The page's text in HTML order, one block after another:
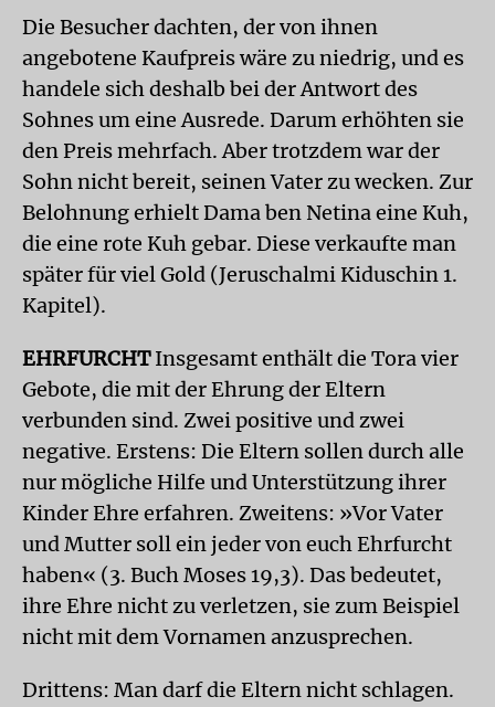
Die Besucher dachten, der von ihnen
angebotene Kaufpreis wäre zu niedrig, und es
handele sich deshalb bei der Antwort des
Sohnes um eine Ausrede. Darum erhöhten sie
den Preis mehrfach. Aber trotzdem war der
Sohn nicht bereit, seinen Vater zu wecken. Zur
Belohnung erhielt Dama ben Netina eine Kuh,
die eine rote Kuh gebar. Diese verkaufte man
später für viel Gold (Jeruschalmi Kiduschin 1.
Kapitel).
EHRFURCHTInsgesamt enthält die Tora vier
Gebote, die mit der Ehrung der Eltern
verbunden sind. Zwei positive und zwei
negative. Erstens: Die Eltern sollen durch alle
nur mögliche Hilfe und Unterstützung ihrer
Kinder Ehre erfahren. Zweitens: »Vor Vater
und Mutter soll ein jeder von euch Ehrfurcht
haben« (3. Buch Moses 19,3). Das bedeutet,
ihre Ehre nicht zu verletzen, sie zum Beispiel
nicht mit dem Vornamen anzusprechen.
Drittens: Man darf die Eltern nicht schlagen.